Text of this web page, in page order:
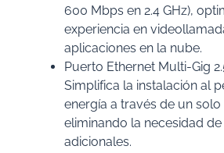
600 Mbps en 2.4 GHz),
experiencia en
aplicaciones en la nube.
Puerto Ethernet Multi-Gig
Simplifica la instalación al
energía a través de un solo
eliminando la necesidad
adicionales.